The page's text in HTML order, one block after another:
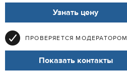
Узнать цену
ПРОВЕРЯЕТСЯ МОДЕРАТОРОМ
Показать контакты